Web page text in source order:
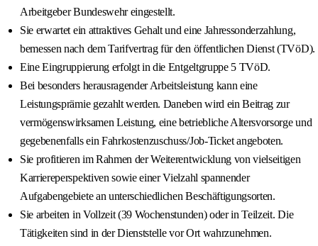
Arbeitgeber Bundeswehr eingestellt.
Sie erwartet ein attraktives Gehalt und eine Jahressonderzahlung,
bemessen nach dem Tarifvertrag für den öffentlichen Dienst (TVöD).
Eine Eingruppierung erfolgt in die Entgeltgruppe 5 TVöD.
Bei besonders herausragender Arbeitsleistung kann eine
Leistungsprämie gezahlt werden. Daneben wird ein Beitrag zur
vermögenswirksamen Leistung, eine betriebliche Altersvorsorge und
gegebenenfalls ein Fahrkostenzuschuss/Job-Ticket angeboten.
Sie profitieren im Rahmen der Weiterentwicklung von vielseitigen
Karriereperspektiven sowie einer Vielzahl spannender
Aufgabengebiete an unterschiedlichen Beschäftigungsorten.
Sie arbeiten in Vollzeit (39 Wochenstunden) oder in Teilzeit. Die
Tätigkeiten sind in der Dienststelle vor Ort wahrzunehmen.